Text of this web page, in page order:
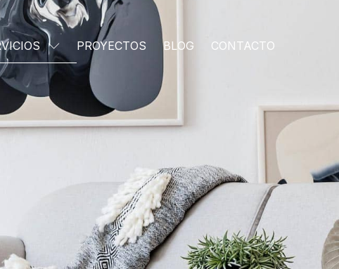
PROYECTOS BLOG CONTACTO